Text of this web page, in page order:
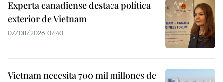
Experta canadiense destaca política
exterior de Vietnam
07/08/2026 07:40
Vietnam necesita 700 mil millones de